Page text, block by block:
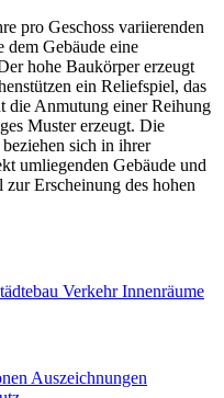
pro Geschoss variierenden
dem Gebäude eine
hohe Baukörper erzeugt
ein Reliefspiel, das
die Anmutung einer Reihung
Muster erzeugt. Die
sich in ihrer
umliegenden Gebäude und
Erscheinung des hohen
VerkehrInnenräume
Auszeichnungen